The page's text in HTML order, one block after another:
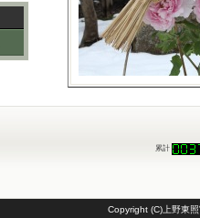
累計
Copyright (C)上野東